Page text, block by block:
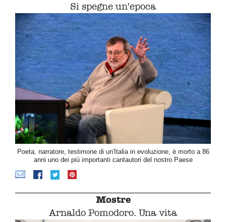
Si spegne un'epoca
Poeta, narratore, testimone di un'Italia in evoluzione, è morto a 86
anni uno dei più importanti cantautori del nostro Paese
Mostre
Arnaldo Pomodoro. Una vita